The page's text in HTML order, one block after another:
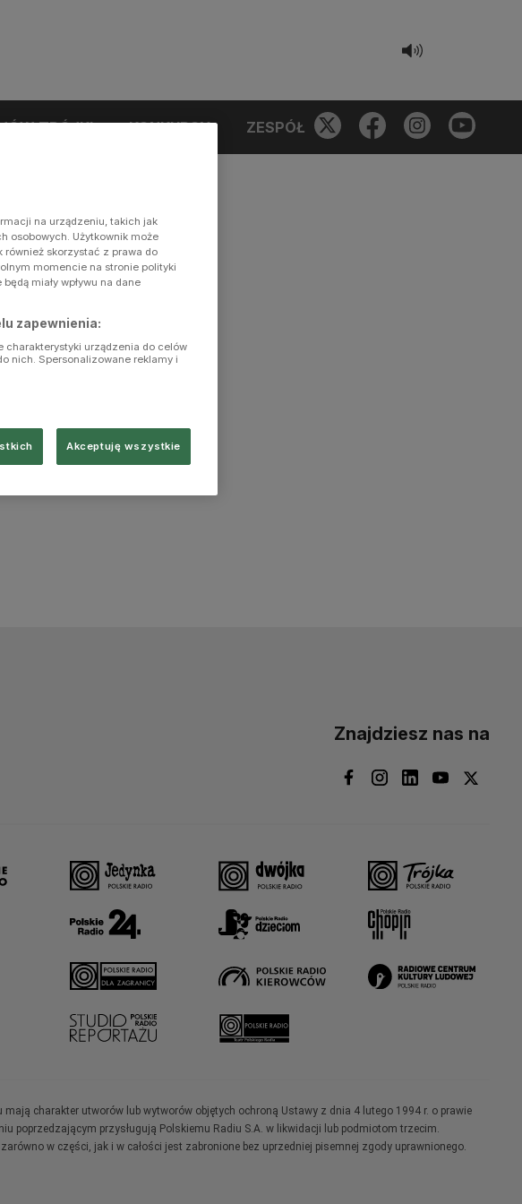
TRÓJKI KONKURSY ZESPÓŁ
Znajdziesz nas na
charakter utworów lub wytworów objętych ochroną Ustawy z dnia 4 lutego 1994 r. o prawie
poprzedzającym przysługują Polskiemu Radiu S.A. w likwidacji lub podmiotom trzecim.
w części, jak i w całości jest zabronione bez uprzedniej pisemnej zgody uprawnionego.
na urządzeniu, takich jak
osobowych. Użytkownik może
skorzystać z prawa do
momencie na stronie polityki
miały wpływu na dane
zapewnienia:
charakterystyki urządzenia do celów
nich. Spersonalizowane reklamy i
Akceptuję wszystkie